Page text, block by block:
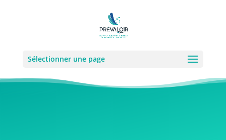
Sélectionner une page